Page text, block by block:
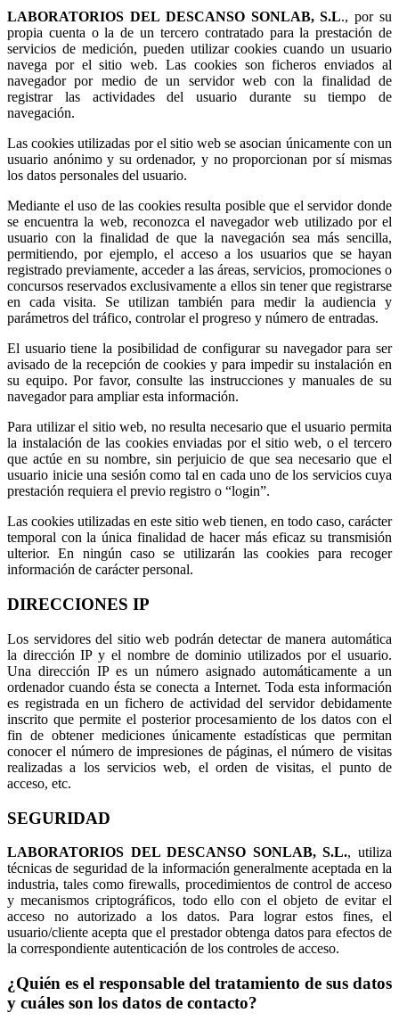
LABORATORIOS DEL DESCANSO SONLAB, S.L., por su
propia cuenta o la de un tercero contratado para la prestación de
servicios de medición, pueden utilizar cookies cuando un usuario
navega por el sitio web. Las cookies son ficheros enviados al
navegador por medio de un servidor web con la finalidad de
registrar las actividades del usuario durante su tiempo de
navegación.
Las cookies utilizadas por el sitio web se asocian únicamente con un
usuario anónimo y su ordenador, y no proporcionan por sí mismas
los datos personales del usuario.
Mediante el uso de las cookies resulta posible que el servidor donde
se encuentra la web, reconozca el navegador web utilizado por el
usuario con la finalidad de que la navegación sea más sencilla,
permitiendo, por ejemplo, el acceso a los usuarios que se hayan
registrado previamente, acceder a las áreas, servicios, promociones o
concursos reservados exclusivamente a ellos sin tener que registrarse
en cada visita. Se utilizan también para medir la audiencia y
parámetros del tráfico, controlar el progreso y número de entradas.
El usuario tiene la posibilidad de configurar su navegador para ser
avisado de la recepción de cookies y para impedir su instalación en
su equipo. Por favor, consulte las instrucciones y manuales de su
navegador para ampliar esta información.
Para utilizar el sitio web, no resulta necesario que el usuario permita
la instalación de las cookies enviadas por el sitio web, o el tercero
que actúe en su nombre, sin perjuicio de que sea necesario que el
usuario inicie una sesión como tal en cada uno de los servicios cuya
prestación requiera el previo registro o “login”.
Las cookies utilizadas en este sitio web tienen, en todo caso, carácter
temporal con la única finalidad de hacer más eficaz su transmisión
ulterior. En ningún caso se utilizarán las cookies para recoger
información de carácter personal.
DIRECCIONES IP
Los servidores del sitio web podrán detectar de manera automática
la dirección IP y el nombre de dominio utilizados por el usuario.
Una dirección IP es un número asignado automáticamente a un
ordenador cuando ésta se conecta a Internet. Toda esta información
es registrada en un fichero de actividad del servidor debidamente
inscrito que permite el posterior procesamiento de los datos con el
fin de obtener mediciones únicamente estadísticas que permitan
conocer el número de impresiones de páginas, el número de visitas
realizadas a los servicios web, el orden de visitas, el punto de
acceso, etc.
SEGURIDAD
LABORATORIOS DEL DESCANSO SONLAB, S.L., utiliza
técnicas de seguridad de la información generalmente aceptada en la
industria, tales como firewalls, procedimientos de control de acceso
y mecanismos criptográficos, todo ello con el objeto de evitar el
acceso no autorizado a los datos. Para lograr estos fines, el
usuario/cliente acepta que el prestador obtenga datos para efectos de
la correspondiente autenticación de los controles de acceso.
¿Quién es el responsable del tratamiento de sus datos
y cuáles son los datos de contacto?